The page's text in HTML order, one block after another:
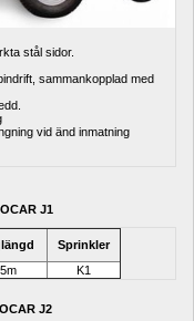
stål sidor.
sammankopplad med
vid änd inmatning
J1
Sprinkler
K1
J2